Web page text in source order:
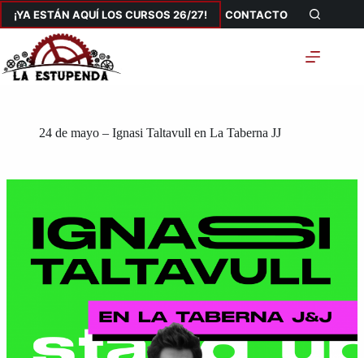
Saltar
contenido
¡YA ESTÁN AQUÍ LOS CURSOS 26/27! CONTACTO
24 de mayo – Ignasi Taltavull en La Taberna JJ